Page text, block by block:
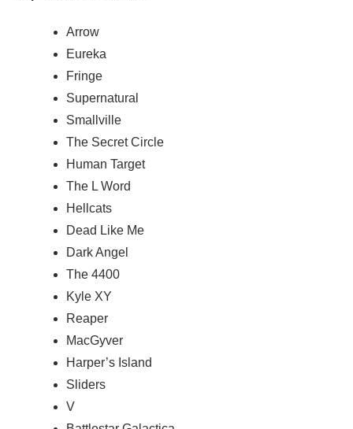
Arrow
Eureka
Fringe
Supernatural
Smallville
The Secret Circle
Human Target
The L Word
Hellcats
Dead Like Me
Dark Angel
The 4400
Kyle XY
Reaper
MacGyver
Harper’s Island
Sliders
V